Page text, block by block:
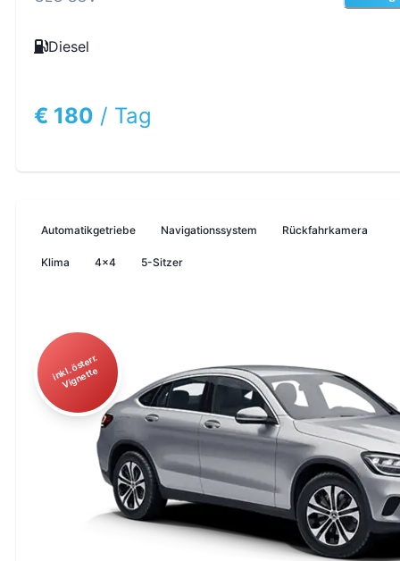
Diesel
€ 180 / Tag
Automatikgetriebe Navigationssystem Rückfahrkamera
Klima 4x4 5-Sitzer
i
n
kl.
ö
st
err.
Vi
g
n
ett
e